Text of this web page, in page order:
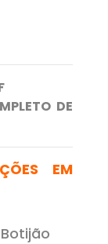
DE
EM